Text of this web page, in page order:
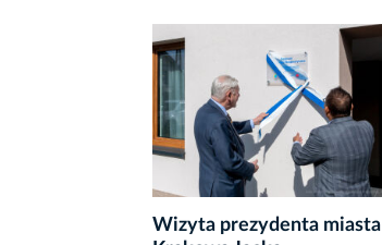
Wizyta prezydenta miasta